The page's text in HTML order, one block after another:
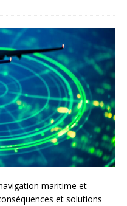
maritime et
et solutions